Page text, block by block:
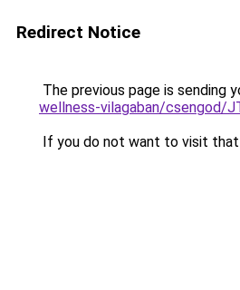
Redirect Notice
The previous page is sending
wellness-vilagaban/csengod/
If you do not want to visit that